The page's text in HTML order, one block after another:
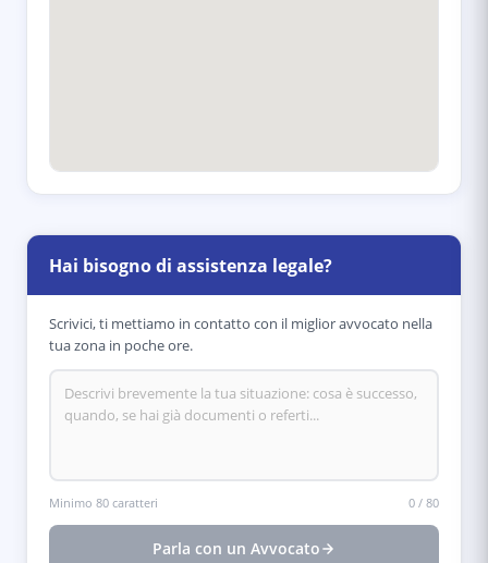
Hai bisogno di assistenza legale?
Scrivici, ti mettiamo in contatto con il miglior avvocato nella
tua zona in poche ore.
Minimo 80 caratteri 0 / 80
Parla con un Avvocato